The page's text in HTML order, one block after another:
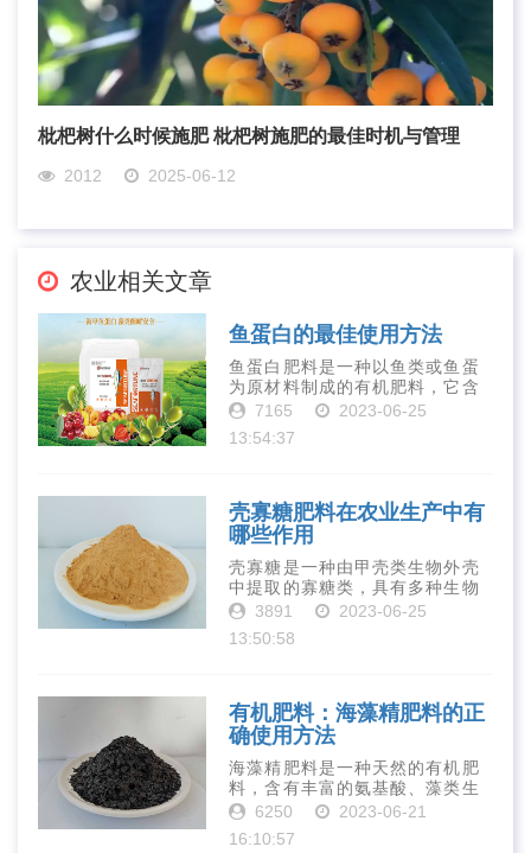
枇杷树什么时候施肥 枇杷树施肥的最佳时机与管理
2012 2025-06-12
农业相关文章
鱼蛋白的最佳使用方法
鱼蛋白肥料是一种以鱼类或鱼蛋
为原材料制成的有机肥料，它含
有丰富的营养物质，如氮、磷、
元素和植物生长因子。这些营养
7165
2023-06-25
13:54:37
壳寡糖肥料在农业生产中有
哪些作用
壳寡糖是一种由甲壳类生物外壳
中提取的寡糖类，具有多种生物
活性和营养价值。在农业生产
是作为一种新型的有机肥料，壳
3891
2023-06-25
13:50:58
有机肥料：海藻精肥料的正
确使用方法
海藻精肥料是一种天然的有机肥
料，含有丰富的氨基酸、藻类生
长素、维生素、微量元素、蛋白
力、促进植物生长、增强植物抗
6250
2023-06-21
16:10:57